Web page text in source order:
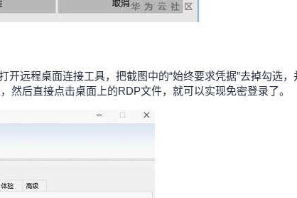
开远程桌面连接工具，把截图中的“始终要求凭据”去掉勾选，
然后直接点击桌面上的RDP文件，就可以实现免密登录了。